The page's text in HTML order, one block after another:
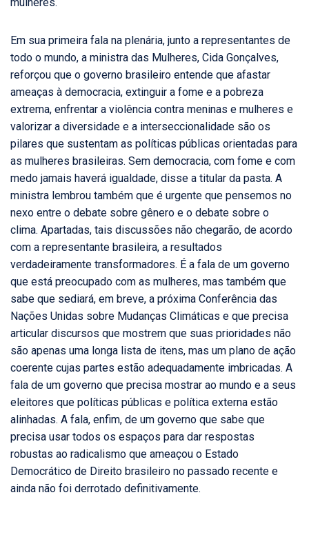
Em sua primeira fala na plenária, junto a representantes de
todo o mundo, a ministra das Mulheres, Cida Gonçalves,
reforçou que o governo brasileiro entende que afastar
ameaças à democracia, extinguir a fome e a pobreza
extrema, enfrentar a violência contra meninas e mulheres e
valorizar a diversidade e a interseccionalidade são os
pilares que sustentam as políticas públicas orientadas para
as mulheres brasileiras. Sem democracia, com fome e com
medo jamais haverá igualdade, disse a titular da pasta. A
ministra lembrou também que é urgente que pensemos no
nexo entre o debate sobre gênero e o debate sobre o
clima. Apartadas, tais discussões não chegarão, de acordo
com a representante brasileira, a resultados
verdadeiramente transformadores. É a fala de um governo
que está preocupado com as mulheres, mas também que
sabe que sediará, em breve, a próxima Conferência das
Nações Unidas sobre Mudanças Climáticas e que precisa
articular discursos que mostrem que suas prioridades não
são apenas uma longa lista de itens, mas um plano de ação
coerente cujas partes estão adequadamente imbricadas. A
fala de um governo que precisa mostrar ao mundo e a seus
eleitores que políticas públicas e política externa estão
alinhadas. A fala, enfim, de um governo que sabe que
precisa usar todos os espaços para dar respostas
robustas ao radicalismo que ameaçou o Estado
Democrático de Direito brasileiro no passado recente e
ainda não foi derrotado definitivamente.